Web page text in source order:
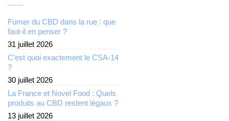
Fumer du CBD dans la rue : que
faut-il en penser ?
31 juillet 2026
C’est quoi exactement le CSA-14
?
30 juillet 2026
La France et Novel Food : Quels
produits au CBD restent légaux ?
13 juillet 2026